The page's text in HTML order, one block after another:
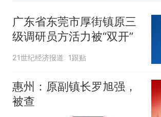
似南京大学数院院
传，院方回应：喻
任院长一职，不清
源；曾用手绘图做
广东省东莞市厚街镇原三
级调研员方活力被“双开”
21世纪经济报道 1跟贴
惠州：原副镇长罗旭强，
被查